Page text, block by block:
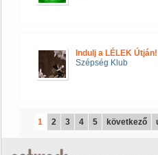
Indulj a LÉLEK Útján!
Szépség Klub
1 2 3 4 5 következő